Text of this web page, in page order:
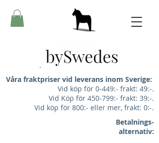
Våra fraktpriser vid leverans inom Sverige:
Vid köp för 0-449:- frakt: 49:-.
Vid Köp för 450-799:- frakt: 39:-.
Vid köp för 800:- eller mer, frakt: 0:-.
Betalnings-
alternativ: